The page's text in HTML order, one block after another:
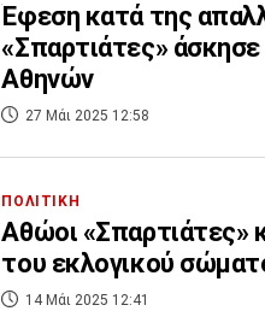
Έφεση κατά της
«Σπαρτιάτες»
Αθηνών
27 Μάι 2025 12:58
ΠΟΛΙΤΙΚΗ
Αθώοι «Σπαρτιάτες»
του εκλογικού
14 Μάι 2025 12:41